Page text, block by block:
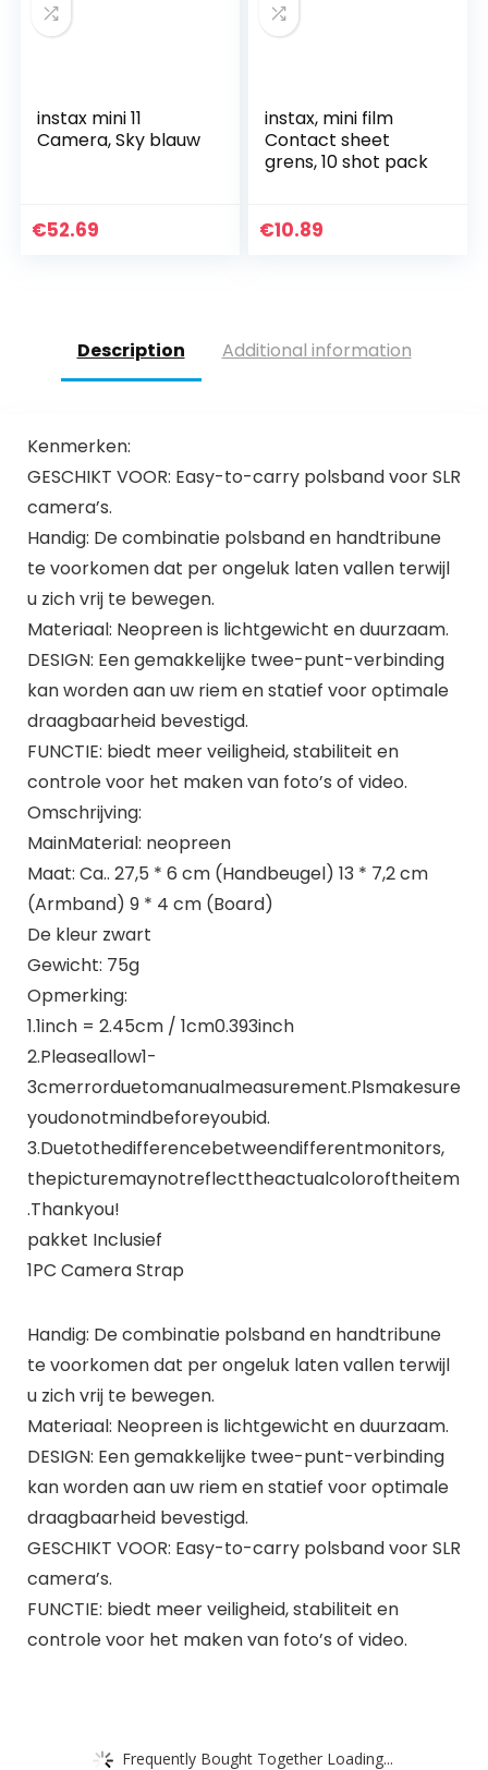
instax mini 11
Camera, Sky blauw
€52.69
instax, mini film
Contact sheet
grens, 10 shot pack
€10.89
Description Additional information
Kenmerken:
GESCHIKT VOOR: Easy-to-carry polsband voor SLR
camera’s.
Handig: De combinatie polsband en handtribune
te voorkomen dat per ongeluk laten vallen terwijl
u zich vrij te bewegen.
Materiaal: Neopreen is lichtgewicht en duurzaam.
DESIGN: Een gemakkelijke twee-punt-verbinding
kan worden aan uw riem en statief voor optimale
draagbaarheid bevestigd.
FUNCTIE: biedt meer veiligheid, stabiliteit en
controle voor het maken van foto’s of video.
Omschrijving:
MainMaterial: neopreen
Maat: Ca.. 27,5 * 6 cm (Handbeugel) 13 * 7,2 cm
(Armband) 9 * 4 cm (Board)
De kleur zwart
Gewicht: 75g
Opmerking:
1.1inch = 2.45cm / 1cm0.393inch
2.Pleaseallow1-
3cmerrorduetomanualmeasurement.Plsmakesure
youdonotmindbeforeyoubid.
3.Duetothedifferencebetweendifferentmonitors,
thepicturemaynotreflecttheactualcoloroftheitem
.Thankyou!
pakket Inclusief
1PC Camera Strap
Handig: De combinatie polsband en handtribune
te voorkomen dat per ongeluk laten vallen terwijl
u zich vrij te bewegen.
Materiaal: Neopreen is lichtgewicht en duurzaam.
DESIGN: Een gemakkelijke twee-punt-verbinding
kan worden aan uw riem en statief voor optimale
draagbaarheid bevestigd.
GESCHIKT VOOR: Easy-to-carry polsband voor SLR
camera’s.
FUNCTIE: biedt meer veiligheid, stabiliteit en
controle voor het maken van foto’s of video.
Frequently Bought Together Loading...